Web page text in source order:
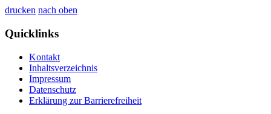
drucken nach oben
Quicklinks
Kontakt
Inhaltsverzeichnis
Impressum
Datenschutz
Erklärung zur Barrierefreiheit